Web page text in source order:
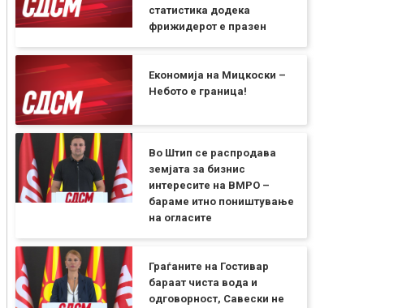
статистика додека
фрижидерот е празен
Економија на Мицкоски –
Небото е граница!
Во Штип се распродава
земјата за бизнис
интересите на ВМРО –
бараме итно поништување
на огласите
Граѓаните на Гостивар
бараат чиста вода и
одговорност, Савески не